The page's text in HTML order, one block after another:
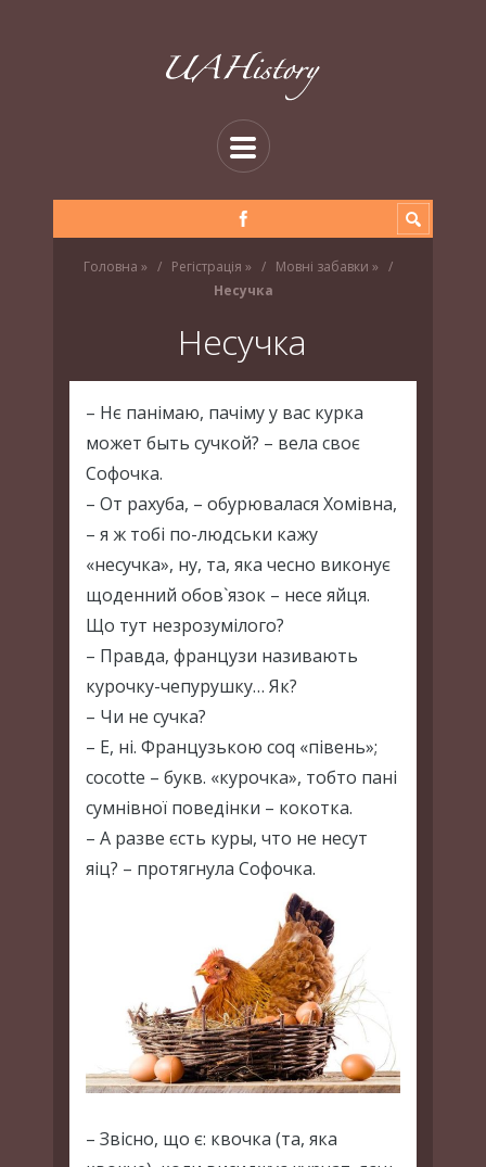
Головна » Регістрація » Мовні забавки »
Несучка
Несучка
– Нє панімаю, пачіму у вас курка
может быть сучкой? – вела своє
Софочка.
– От рахуба, – обурювалася Хомівна,
– я ж тобі по-людськи кажу
«несучка», ну, та, яка чесно виконує
щоденний обов`язок – несе яйця.
Що тут незрозумілого?
– Правда, французи називають
курочку-чепурушку… Як?
– Чи не сучка?
– Е, ні. Французькою соq «півень»;
сосоttе – букв. «курочка», тобто пані
сумнівної поведінки – кокотка.
– А разве єсть куры, что не несут
яіц? – протягнула Софочка.
– Звісно, що є: квочка (та, яка